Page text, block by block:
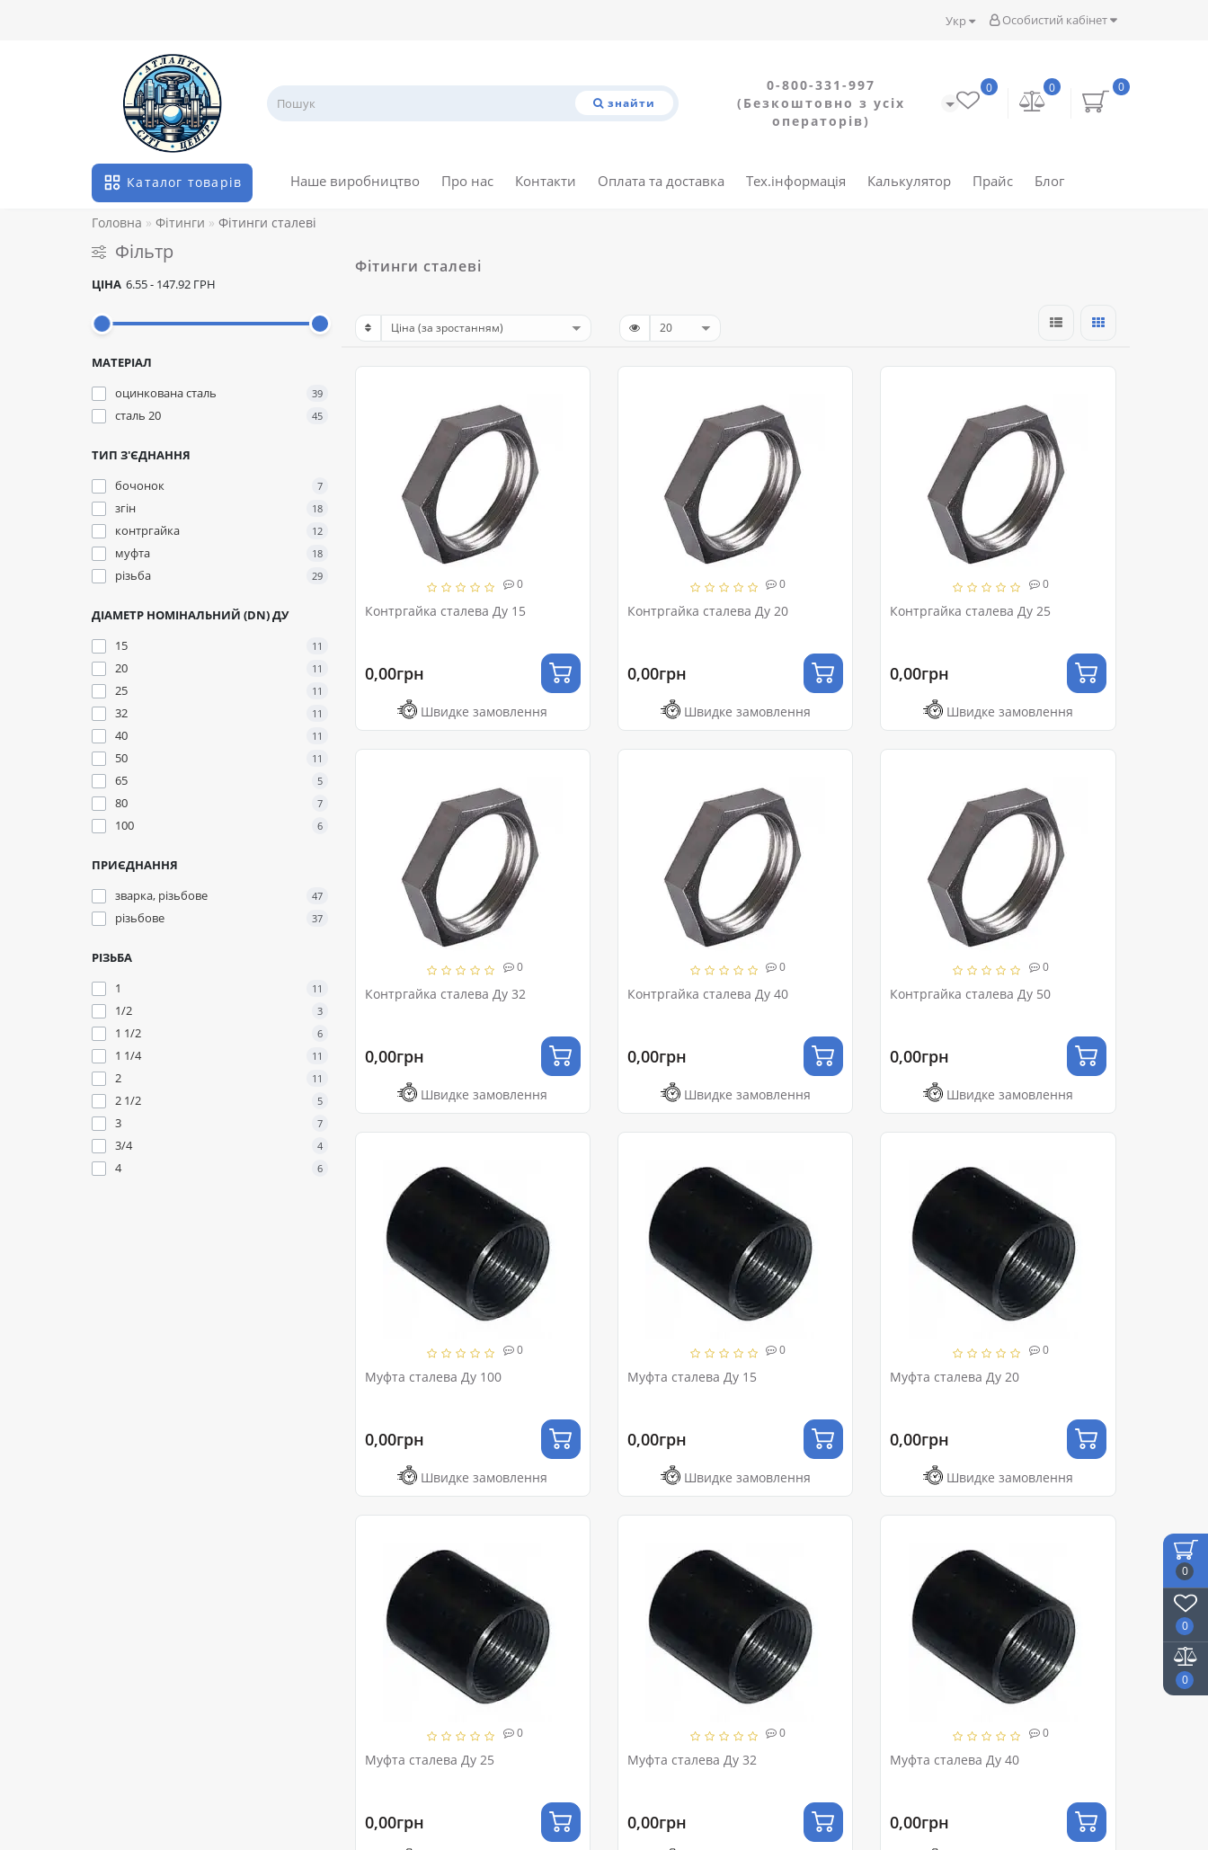
0
0
0
Особистий кабінет
Укр
знайти
0-800-331-997
(Безкоштовно з усіх
операторів)
0
0
0
Каталог товарів Наше виробництво Про нас Контакти Оплата та доставка Тех.інформація Калькулятор Прайс Блог
Головна Фітинги Фітинги сталеві
Фільтр
6.55- 147.92 ГРН
ЦІНА
МАТЕРІАЛ
оцинкована сталь
39
сталь 20 45
ТИП З'ЄДНАННЯ
бочонок
7
згін 18
контргайка 12
муфта 18
різьба 29
ДІАМЕТР НОМІНАЛЬНИЙ (DN) ДУ
15
11
20 11
25 11
32 11
40 11
50 11
65 5
80 7
100 6
ПРИЄДНАННЯ
зварка, різьбове
47
різьбове 37
РІЗЬБА
1
11
1/2 3
1 1/2 6
1 1/4 11
2 11
2 1/2 5
3 7
3/4 4
4 6
Фітинги сталеві
0
Контргайка сталева Ду 15
0,00грн
Швидке замовлення
0
Контргайка сталева Ду 20
0,00грн
Швидке замовлення
0
Контргайка сталева Ду 25
0,00грн
Швидке замовлення
0
Контргайка сталева Ду 32
0,00грн
Швидке замовлення
0
Контргайка сталева Ду 40
0,00грн
Швидке замовлення
0
Контргайка сталева Ду 50
0,00грн
Швидке замовлення
0
Муфта сталева Ду 100
0,00грн
Швидке замовлення
0
Муфта сталева Ду 15
0,00грн
Швидке замовлення
0
Муфта сталева Ду 20
0,00грн
Швидке замовлення
0
Муфта сталева Ду 25
0,00грн
0
Муфта сталева Ду 32
0,00грн
0
Муфта сталева Ду 40
0,00грн